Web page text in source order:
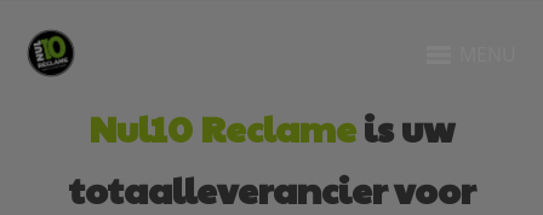
Nul10 Reclameis uw
totaalleverancier voor